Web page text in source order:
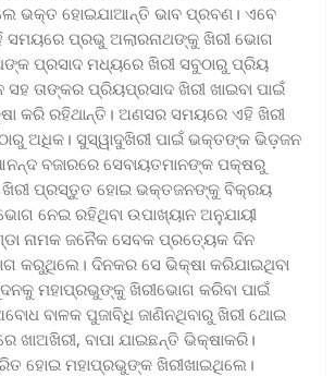
ଭକ୍ତ ହୋଇଯାଆନ୍ତି ଭାବ ପ୍ରବଣ। ଏବେ
ସମୟରେ ପ୍ରଭୁ ଅଲାରନାଥଙ୍କୁ ଖିରୀ ଭୋଗ
ପ୍ରସାଦ ମଧ୍ୟରେ ଖିରୀ ସବୁଠାରୁ ପ୍ରିୟ
ତାଙ୍କର ପ୍ରିୟପ୍ରସାଦ ଖିରୀ ଖାଇବା ପାଇଁ
କରି ରହିଥାନ୍ତି। ଅଣସର ସମୟରେ ଏହି ଖିରୀ
ଅଧିକ। ସୁସ୍ୱାଦୁଖିରୀ ପାଇଁ ଭକ୍ତଙ୍କ ଭିଡ଼ଜନ
ବଜାରରେ ସେବାୟତମାନଙ୍କ ପକ୍ଷରୁ
ଖିରୀ ପ୍ରସ୍ତୁତ ହୋଇ ଭକ୍ତଜନଙ୍କୁ ବିକ୍ରୟ
ନେଇ ରହିଥିବା ଉପାଖ୍ୟାନ ଅନୁଯାୟୀ
ନାମକ ଜନୈକ ସେବକ ପ୍ରତ୍ୟେକ ଦିନ
କରୁଥିଲେ। ଦିନକର ସେ ଭିକ୍ଷା କରିଯାଇଥିବା
ମହାପ୍ରଭୁଙ୍କୁ ଖିରୀଭୋଗ କରିବା ପାଇଁ
ବାଳକ ପୁଜାବିଧି ଜାଣିନଥିବାରୁ ଖିରୀ ଥୋଇ
ଖାଅଖିରୀ, ବାପା ଯାଇଛନ୍ତି ଭିକ୍ଷାକରି।
ହୋଇ ମହାପ୍ରଭୁଙ୍କ ଖିରୀଖାଇଥିଲେ।